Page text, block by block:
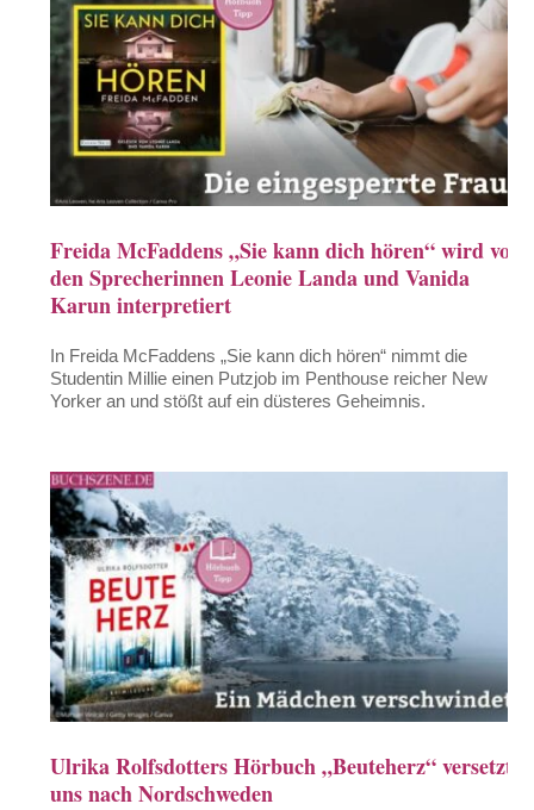
Freida McFaddens „Sie kann dich hören“ wird von
den Sprecherinnen Leonie Landa und Vanida
Karun interpretiert
In Freida McFaddens „Sie kann dich hören“ nimmt die
Studentin Millie einen Putzjob im Penthouse reicher New
Yorker an und stößt auf ein düsteres Geheimnis.
Ulrika Rolfsdotters Hörbuch „Beuteherz“ versetzt
uns nach Nordschweden